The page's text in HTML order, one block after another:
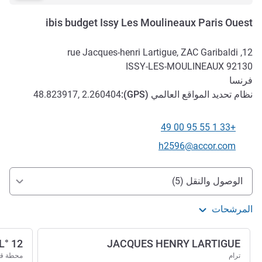
ibis budget Issy Les Moulineaux Paris Ouest
12, rue Jacques-henri Lartigue, ZAC Garibaldi
92130
ISSY-LES-MOULINEAUX
فرنسا
نظام تحديد المواقع العالمي (GPS
):
48.823917, 2.260404
الهاتف
+33 1 55 95 00 49
تواصل معنا عبر البريد الإلكتروني
h2596@accor.com
الوصول والتنقل
الوصول والنقل (5)
المرشحات
JACQUES HENRY LARTIGUE
ترام
12
محطة